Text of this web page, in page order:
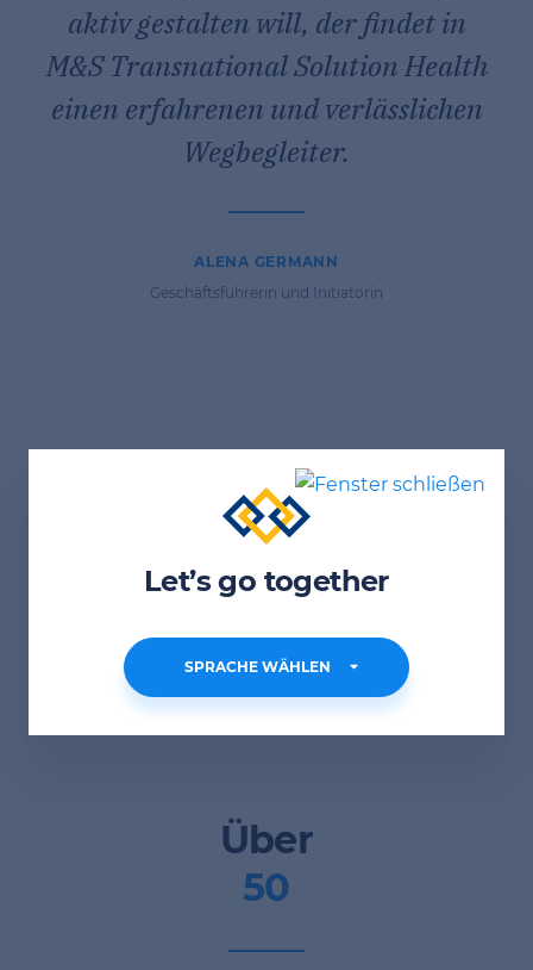
aktiv gestalten will, der findet in
M&S Transnational Solution Health
einen erfahrenen und verlässlichen
Wegbegleiter.
ALENA GERMANN
Geschäftsführerin und Initiatorin
Über
1.000
erfolgreich vermittelte Fachkräfte
Über
50
Let’s go together
SPRACHE WÄHLEN